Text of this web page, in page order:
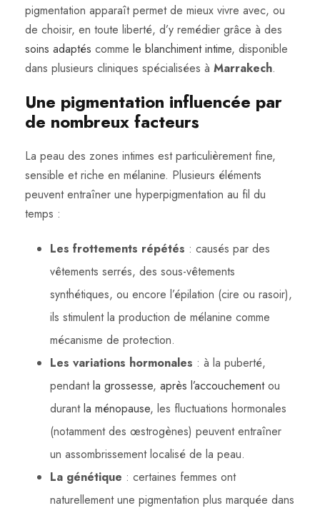
pigmentation apparaît permet de mieux vivre avec, ou
de choisir, en toute liberté, d’y remédier grâce à des
soins adaptés comme le blanchiment intime, disponible
dans plusieurs cliniques spécialisées à Marrakech.
Une pigmentation influencée par
de nombreux facteurs
La peau des zones intimes est particulièrement fine,
sensible et riche en mélanine. Plusieurs éléments
peuvent entraîner une hyperpigmentation au fil du
temps :
Les frottements répétés : causés par des
vêtements serrés, des sous-vêtements
synthétiques, ou encore l’épilation (cire ou rasoir),
ils stimulent la production de mélanine comme
mécanisme de protection.
Les variations hormonales : à la puberté,
pendantla grossesse, après l’accouchementou
durantla ménopause, les fluctuations hormonales
(notamment des œstrogènes) peuvent entraîner
un assombrissement localisé de la peau.
La génétique : certaines femmes ont
naturellement une pigmentation plus marquée dans